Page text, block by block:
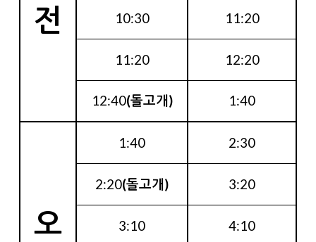
전
10:30 11:20
11:20 12:20
12:40(돌고개) 1:40
오
1:40 2:30
2:20(돌고개) 3:20
3:10 4:10